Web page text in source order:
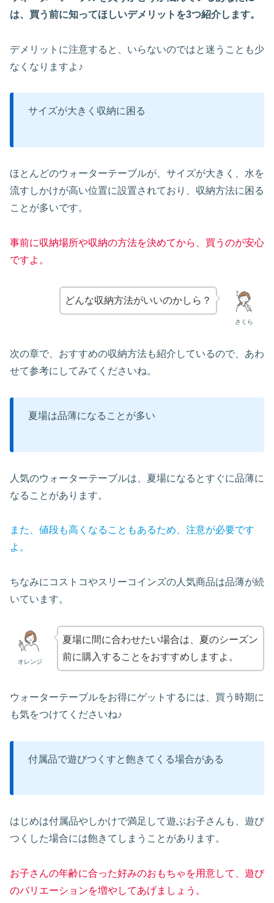
は、買う前に知ってほしいデメリットを3つ紹介します。
デメリットに注意すると、いらないのではと迷うことも少
なくなりますよ♪
サイズが大きく収納に困る
ほとんどのウォーターテーブルが、サイズが大きく、水を
流すしかけが高い位置に設置されており、収納方法に困る
ことが多いです。
事前に収納場所や収納の方法を決めてから、買うのが安心
ですよ。
さくら
どんな収納方法がいいのかしら？
次の章で、おすすめの収納方法も紹介しているので、あわ
せて参考にしてみてくださいね。
夏場は品薄になることが多い
人気のウォーターテーブルは、夏場になるとすぐに品薄に
なることがあります。
また、値段も高くなることもあるため、注意が必要です
よ。
ちなみにコストコやスリーコインズの人気商品は品薄が続
いています。
オレンジ
夏場に間に合わせたい場合は、夏のシーズン
前に購入することをおすすめしますよ。
ウォーターテーブルをお得にゲットするには、買う時期に
も気をつけてくださいね♪
付属品で遊びつくすと飽きてくる場合がある
はじめは付属品やしかけで満足して遊ぶお子さんも、遊び
つくした場合には飽きてしまうことがあります。
お子さんの年齢に合った好みのおもちゃを用意して、遊び
のバリエーションを増やしてあげましょう。